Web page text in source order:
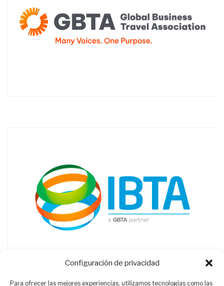
Configuración de privacidad
Para ofrecer las mejores experiencias, utilizamos tecnologías como las